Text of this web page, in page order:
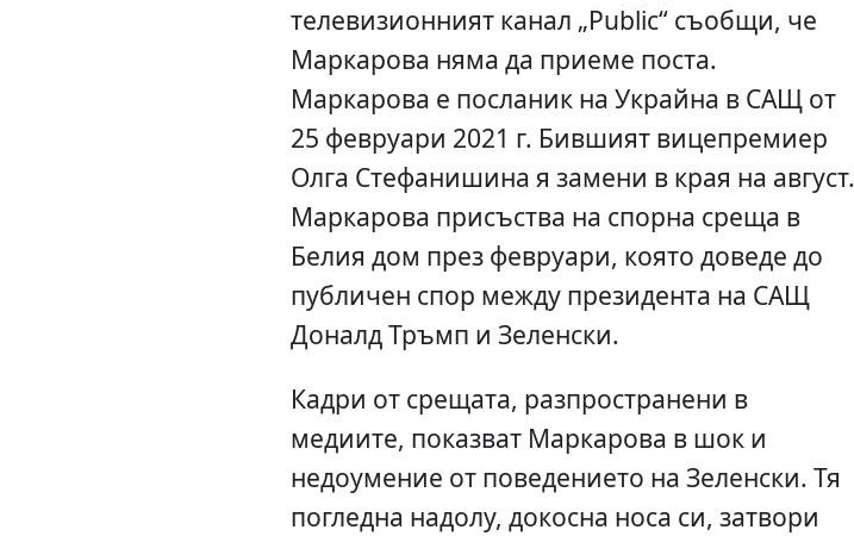
телевизионният канал „Public“ съобщи, че
Маркарова няма да приеме поста.
Маркарова е посланик на Украйна в САЩ от
25 февруари 2021 г. Бившият вицепремиер
Олга Стефанишина я замени в края на август.
Маркарова присъства на спорна среща в
Белия дом през февруари, която доведе до
публичен спор между президента на САЩ
Доналд Тръмп и Зеленски.
Кадри от срещата, разпространени в
медиите, показват Маркарова в шок и
недоумение от поведението на Зеленски. Тя
погледна надолу, докосна носа си, затвори